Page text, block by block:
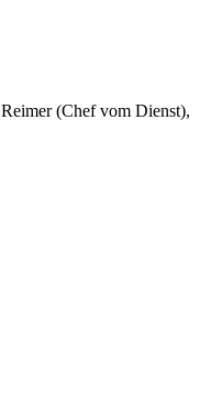
(Chef vom Dienst),